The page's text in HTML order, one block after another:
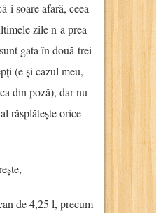
i soare afară, ceea
zile n-a prea
gata în două-trei
(e și cazul meu,
din poză), dar nu
răsplătește orice
de 4,25 l, precum